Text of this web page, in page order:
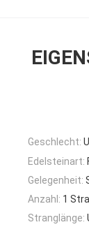
Geschlecht:
Edelsteinart:
Gelegenheit:
Anzahl: 1
Stranglänge: